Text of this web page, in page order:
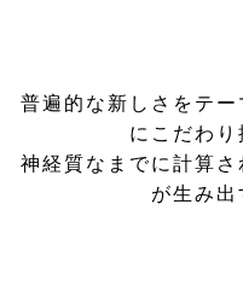
普遍的な新しさをテ
にこだわり
神経質なまでに計算
が生み出